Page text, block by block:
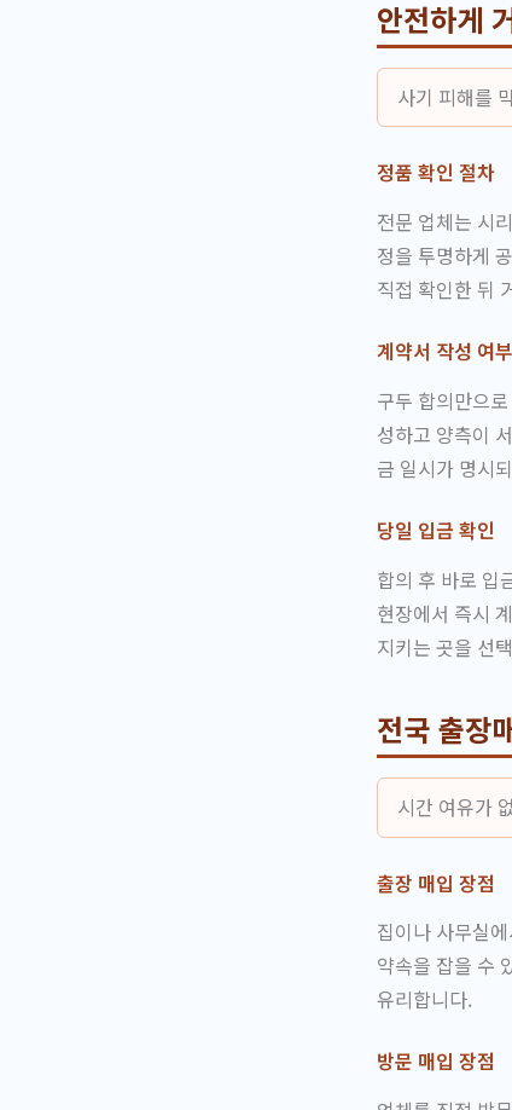
안전하게
사기 피해를
정품 확인 절차
전문 업체는 시
정을 투명하게
직접 확인한 뒤
계약서 작성 여부
구두 합의만으
성하고 양측이
금 일시가 명시
당일 입금 확인
합의 후 바로 입
현장에서 즉시
지키는 곳을 선
전국 출장
시간 여유가
출장 매입 장점
집이나 사무실
약속을 잡을 수
유리합니다.
방문 매입 장점